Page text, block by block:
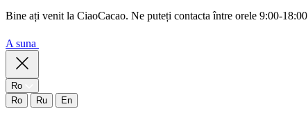
Bine ați venit la CiaoCacao. Ne puteți contacta între orele 9:00-18:00
A suna
Ro
Ro
Ru En